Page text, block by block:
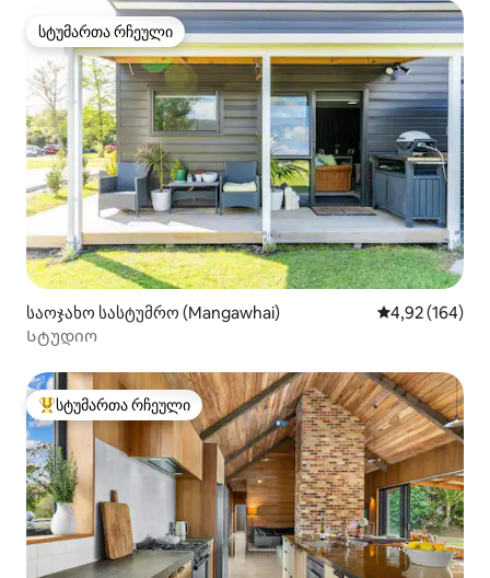
სტუმართა რჩეული
სტუმართა რჩეული
საოჯახო სასტუმრო (Mangawhai) საშუალო
4,92 (164)
Სტუდიო
სტუმართა რჩეული მოწინავე ვარიანტი
სტუმართა რჩეული